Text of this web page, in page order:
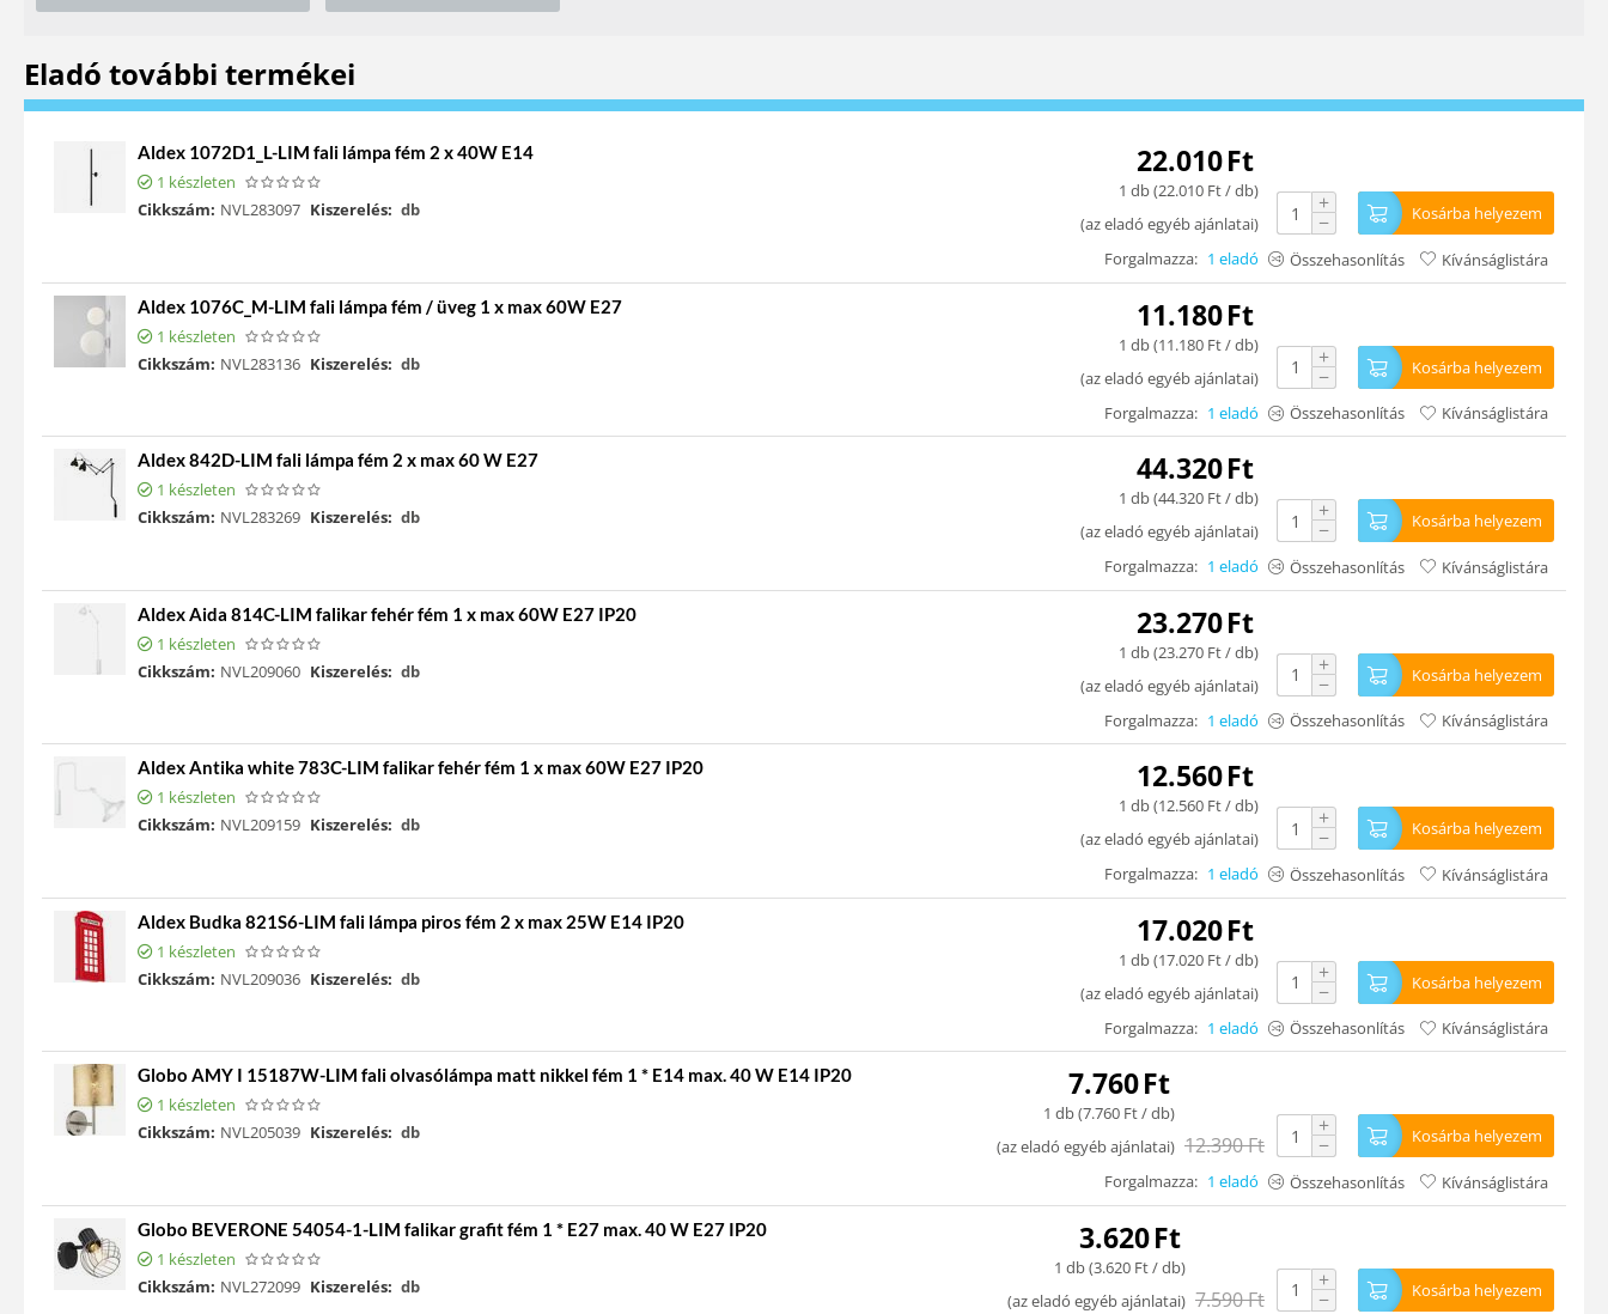
Eladó további termékei
Aldex 1072D1_L-LIM fali lámpa fém 2 x 40W E14
1 készleten
Cikkszám: NVL283097 Kiszerelés: db
22.010Ft
1 db (22.010 Ft/ db)
(az eladó egyéb ajánlatai)
+
− Kosárba helyezem
Forgalmazza: 1 eladó Összehasonlítás Kívánságlistára
Aldex 1076C_M-LIM fali lámpa fém / üveg 1 x max 60W E27
1 készleten
Cikkszám: NVL283136 Kiszerelés: db
11.180Ft
1 db (11.180 Ft/ db)
(az eladó egyéb ajánlatai)
+
− Kosárba helyezem
Forgalmazza: 1 eladó Összehasonlítás Kívánságlistára
Aldex 842D-LIM fali lámpa fém 2 x max 60 W E27
1 készleten
Cikkszám: NVL283269 Kiszerelés: db
44.320Ft
1 db (44.320 Ft/ db)
(az eladó egyéb ajánlatai)
+
− Kosárba helyezem
Forgalmazza: 1 eladó Összehasonlítás Kívánságlistára
Aldex Aida 814C-LIM falikar fehér fém 1 x max 60W E27 IP20
1 készleten
Cikkszám: NVL209060 Kiszerelés: db
23.270Ft
1 db (23.270 Ft/ db)
(az eladó egyéb ajánlatai)
+
− Kosárba helyezem
Forgalmazza: 1 eladó Összehasonlítás Kívánságlistára
Aldex Antika white 783C-LIM falikar fehér fém 1 x max 60W E27 IP20
1 készleten
Cikkszám: NVL209159 Kiszerelés: db
12.560Ft
1 db (12.560 Ft/ db)
(az eladó egyéb ajánlatai)
+
− Kosárba helyezem
Forgalmazza: 1 eladó Összehasonlítás Kívánságlistára
Aldex Budka 821S6-LIM fali lámpa piros fém 2 x max 25W E14 IP20
1 készleten
Cikkszám: NVL209036 Kiszerelés: db
17.020Ft
1 db (17.020 Ft/ db)
(az eladó egyéb ajánlatai)
+
− Kosárba helyezem
Forgalmazza: 1 eladó Összehasonlítás Kívánságlistára
Globo AMY I 15187W-LIM fali olvasólámpa matt nikkel fém 1 * E14 max. 40 W E14 IP20
1 készleten
Cikkszám: NVL205039 Kiszerelés: db
7.760Ft
1 db (7.760 Ft/ db)
(az eladó egyéb ajánlatai) 12.390Ft
+
− Kosárba helyezem
Forgalmazza: 1 eladó Összehasonlítás Kívánságlistára
Globo BEVERONE 54054-1-LIM falikar grafit fém 1 * E27 max. 40 W E27 IP20
1 készleten
Cikkszám: NVL272099 Kiszerelés: db
3.620Ft
1 db (3.620 Ft/ db)
(az eladó egyéb ajánlatai) 7.590Ft
+
− Kosárba helyezem